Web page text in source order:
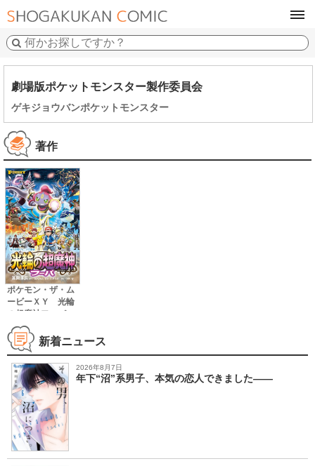
劇場版ポケットモンスター製作委員会
ゲキジョウバンポケットモンスター
著作
ポケモン・ザ・ム
ービーＸＹ 光輪
の超魔神フーパ
新着ニュース
2026年8月7日
年下“沼”系男子、本気の恋人できました――